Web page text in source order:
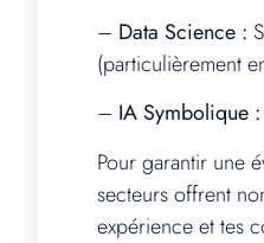
– Data Science :
(particulièrement
– IA Symbolique :
Pour garantir une
secteurs offrent
expérience et tes